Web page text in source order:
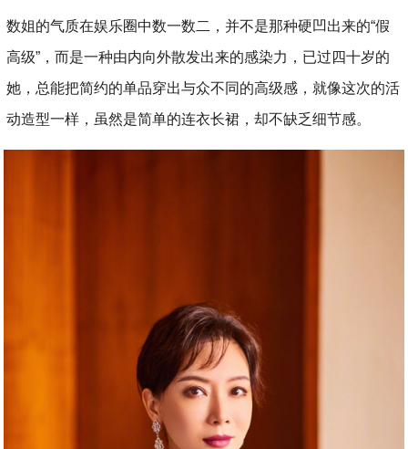
数姐的气质在娱乐圈中数一数二，并不是那种硬凹出来的“假
高级”，而是一种由内向外散发出来的感染力，已过四十岁的
她，总能把简约的单品穿出与众不同的高级感，就像这次的活
动造型一样，虽然是简单的连衣长裙，却不缺乏细节感。